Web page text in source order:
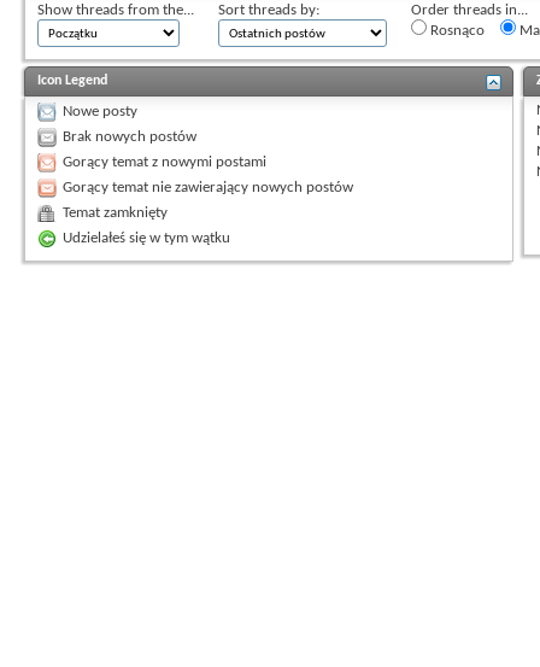
Show threads from the... Sort threads by:
Order threads in...
Rosnąco
Icon Legend
Nowe posty
Brak nowych postów
Gorący temat z nowymi postami
Gorący temat nie zawierający nowych postów
Temat zamknięty
Udzielałeś się w tym wątku